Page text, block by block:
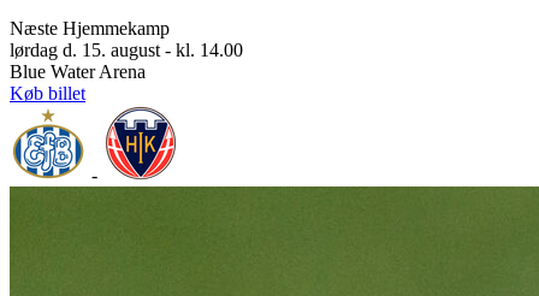
Næste Hjemmekamp
lørdag d. 15. august - kl. 14.00
Blue Water Arena
Køb billet
-